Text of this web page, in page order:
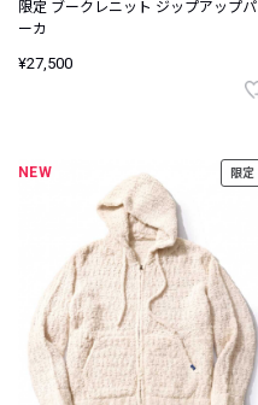
限定 ブークレニット ジップアップパ
ーカ
¥27,500
NEW 限定